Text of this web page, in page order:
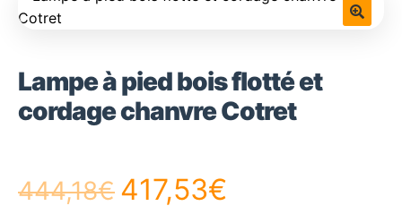
Lampe à pied bois flotté et
cordage chanvre Cotret
444,18€ Le
417,53€